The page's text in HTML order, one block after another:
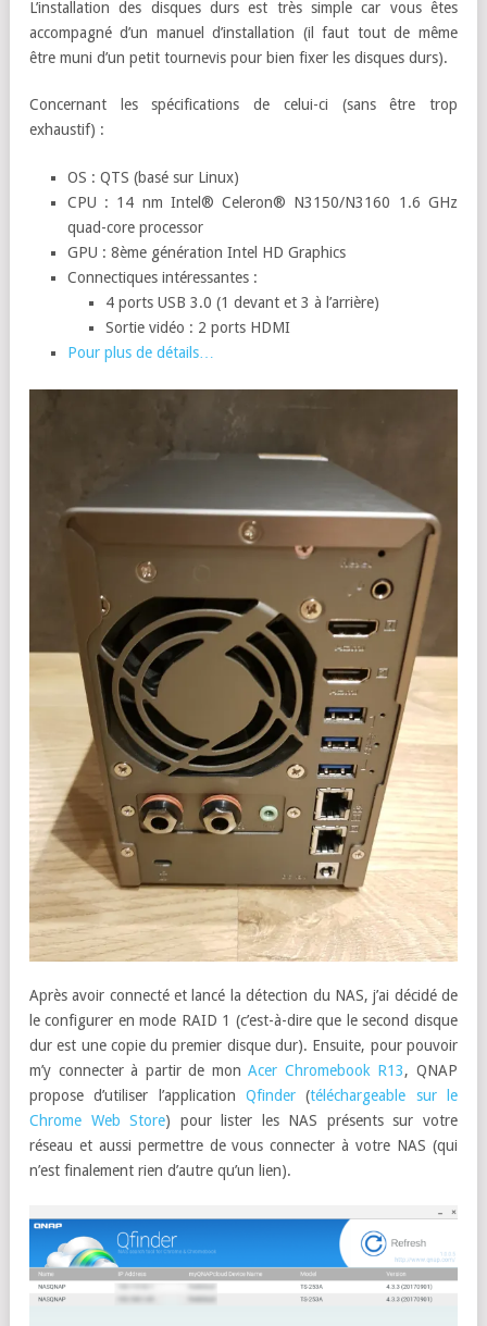
L’installation des disques durs est très simple car vous êtes
accompagné d’un manuel d’installation (il faut tout de même
être muni d’un petit tournevis pour bien fixer les disques durs).
Concernant les spécifications de celui-ci (sans être trop
exhaustif) :
OS : QTS (basé sur Linux)
CPU : 14 nm Intel® Celeron® N3150/N3160 1.6 GHz
quad-core processor
GPU : 8ème génération Intel HD Graphics
Connectiques intéressantes :
4 ports USB 3.0 (1 devant et 3 à l’arrière)
Sortie vidéo : 2 ports HDMI
Pour plus de détails…
Après avoir connecté et lancé la détection du NAS, j’ai décidé de
le configurer en mode RAID 1 (c’est-à-dire que le second disque
dur est une copie du premier disque dur). Ensuite, pour pouvoir
m’y connecter à partir de monAcer Chromebook R13, QNAP
propose d’utiliser l’application Qfinder(téléchargeable sur le
Chrome Web Store) pour lister les NAS présents sur votre
réseau et aussi permettre de vous connecter à votre NAS (qui
n’est finalement rien d’autre qu’un lien).